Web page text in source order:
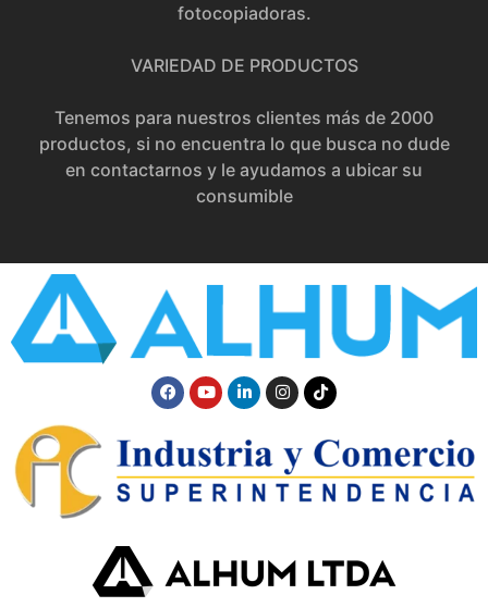
fotocopiadoras.
VARIEDAD DE PRODUCTOS
Tenemos para nuestros clientes más de 2000
productos, si no encuentra lo que busca no dude
en contactarnos y le ayudamos a ubicar su
consumible